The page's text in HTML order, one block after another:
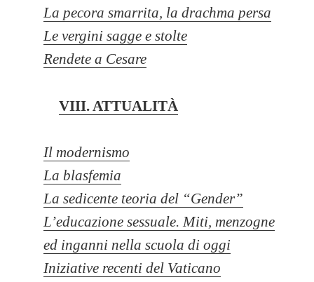
La pecora smarrita, la drachma persa
Le vergini sagge e stolte
Rendete a Cesare
VIII. ATTUALITÀ
Il modernismo
La blasfemia
La sedicente teoria del “Gender”
L’educazione sessuale. Miti, menzogne
ed inganni nella scuola di oggi
Iniziative recenti del Vaticano